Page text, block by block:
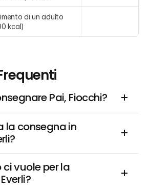
di un adulto
kcal)
Pai, Fiocchi?
la consegna in
vuole per la